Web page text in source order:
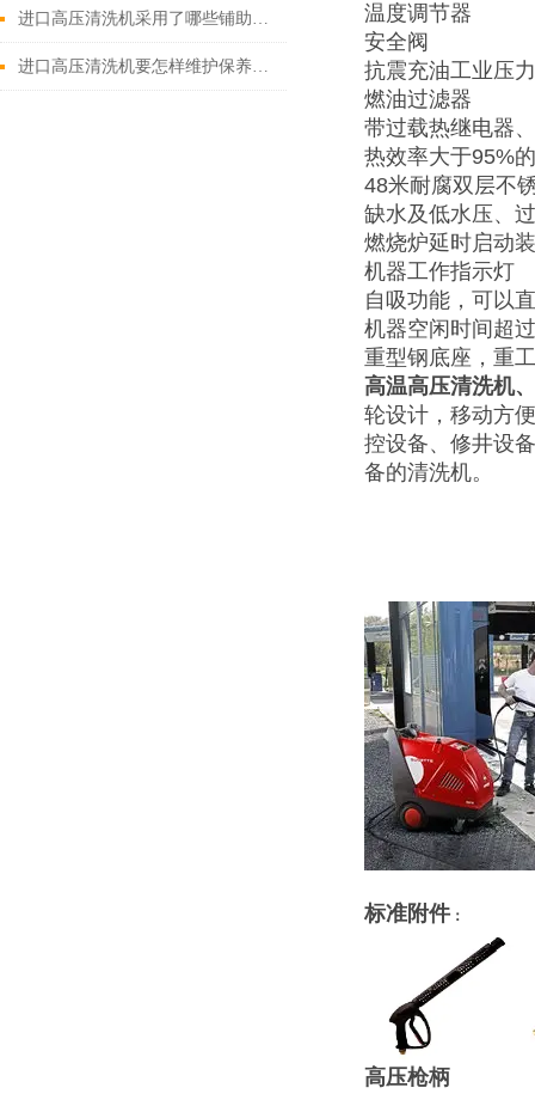
进口高压清洗机采用了哪些铺助系统
进口高压清洗机要怎样维护保养才算合理呢
温度调节器
安全阀
抗震充油工业压
燃油过滤器
带过载热继电器
热效率大于95%
48米耐腐双层不
缺水及低水压、
燃烧炉延时启动
机器工作指示灯
自吸功能，可以
机器空闲时间超
重型钢底座，重
高温高压清洗机
轮设计，移动方
控设备、修井设
备的清洗机。
标准附件：
高压枪柄